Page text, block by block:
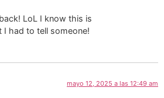
LoL I know this is
had to tell someone!
mayo 12, 2025 a las 12:49 am